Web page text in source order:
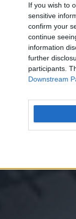
If you wish to
sensitive
confirm your
continue
information
further
participants.
Downstream